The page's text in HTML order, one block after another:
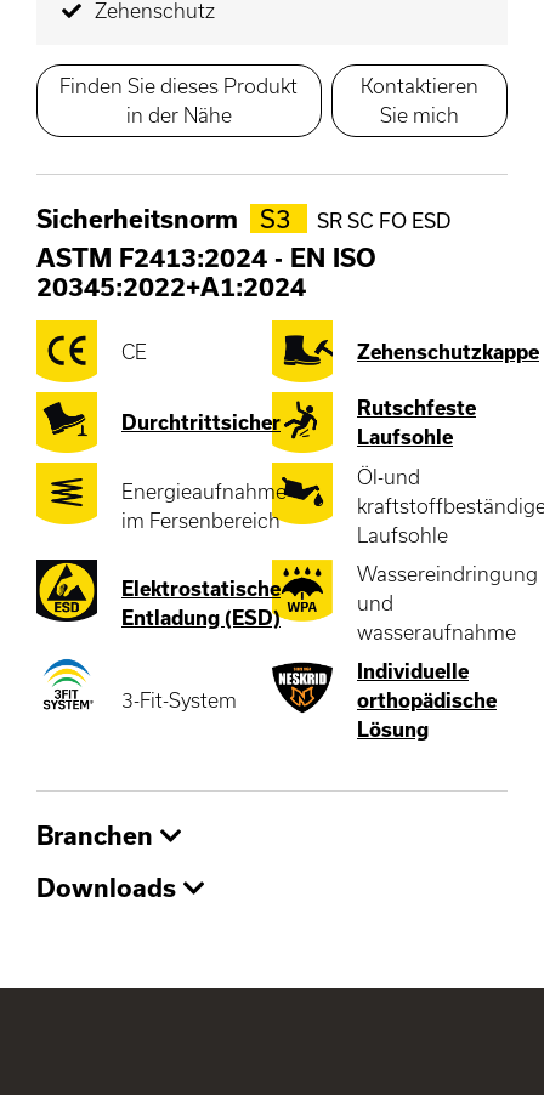
Zehenschutz
Finden Sie dieses Produkt
in der Nähe
Kontaktieren
Sie mich
Sicherheitsnorm S3 SR SC FO ESD
ASTM F2413:2024 - EN ISO
20345:2022+A1:2024
CE Zehenschutzkappe
Durchtrittsicher
Rutschfeste
Laufsohle
Energieaufnahme
im Fersenbereich
Öl-und
Laufsohle
Elektrostatische
Entladung (ESD)
Wassereindringung
und
wasseraufnahme
3-Fit-System
Individuelle
orthopädische
Lösung
Branchen
Downloads